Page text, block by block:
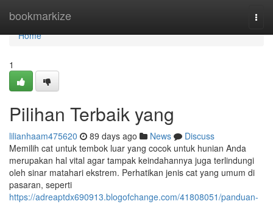
bookmarkize
Home
Home
1
Pilihan Terbaik yang
lilianhaam475620 89 days ago News
Discuss
Memilih cat untuk tembok luar yang cocok untuk hunian Anda
merupakan hal vital agar tampak keindahannya juga terlindungi
oleh sinar matahari ekstrem. Perhatikan jenis cat yang umum di
pasaran, seperti
https://adreaptdx690913.blogofchange.com/41808051/panduan-